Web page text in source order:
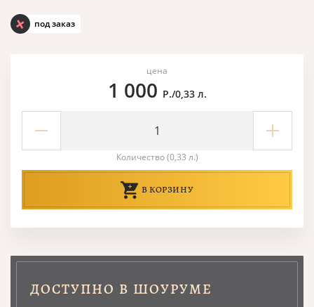
под заказ
цена
1 000 Р./0,33 л.
Количество (0,33 л.)
В КОРЗИНУ
ДОСТУПНО В ШОУРУМЕ